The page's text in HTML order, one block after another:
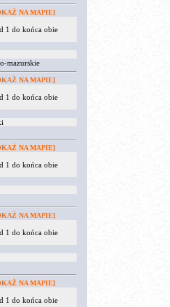
NA MAPIE]
1 do końca obie
mazurskie
NA MAPIE]
1 do końca obie
NA MAPIE]
1 do końca obie
NA MAPIE]
1 do końca obie
NA MAPIE]
1 do końca obie